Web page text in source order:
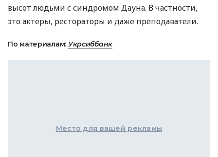
высот людьми с синдромом Дауна. В частности,
это актеры, рестораторы и даже преподаватели.
По материалам: Укрсиббанк
Место для вашей рекламы